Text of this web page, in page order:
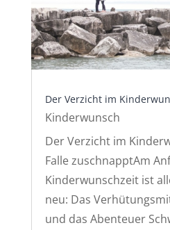
Der Verzicht im
Kinderwunsch
Der Verzicht im
Falle zuschnapptAm
Kinderwunschzeit ist
neu: Das
und das Abenteuer